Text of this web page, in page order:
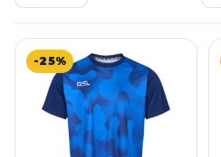
-25%